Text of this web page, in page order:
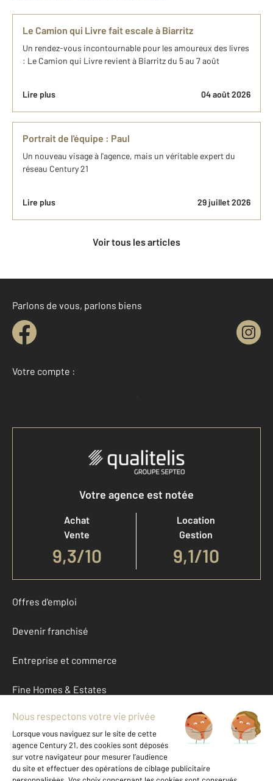
Le Camion qui Livre fait escale à Biarritz
Un rendez-vous incontournable pour les amoureux des livres
: Le Camion qui Livre revient à Biarritz du 5 au 7 août
Lire plus 04 août 2026
Portrait de l'équipe : Paul
Un nouveau visage à l'agence, mais un véritable expert du
réseau Century 21
Lire plus 29 juillet 2026
Voir tous les articles
Parlons de vous, parlons biens
Votre compte :
Accéder à mon compte
Votre agence est notée
Achat
Vente
9,3/10
Location
Gestion
9,1/10
Offres d'emploi
Devenir franchisé
Entreprise et commerce
Fine Homes & Estates
À propos
International
Nous contacter